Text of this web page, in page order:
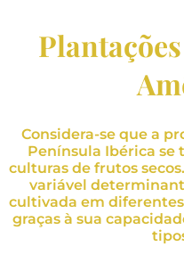
Considera-se que a
Península Ibérica se
culturas de frutos
variável
cultivada em
graças à sua